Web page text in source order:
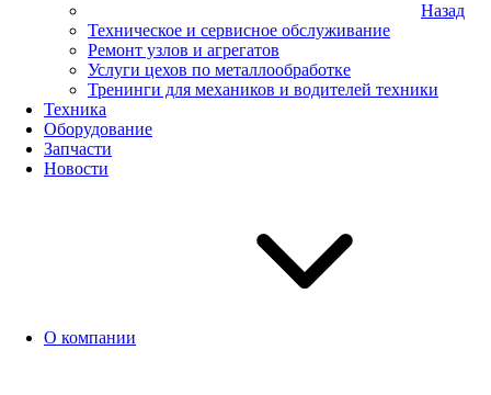
Назад
Техническое и сервисное обслуживание
Ремонт узлов и агрегатов
Услуги цехов по металлообработке
Тренинги для механиков и водителей техники
Техника
Оборудование
Запчасти
Новости
О компании